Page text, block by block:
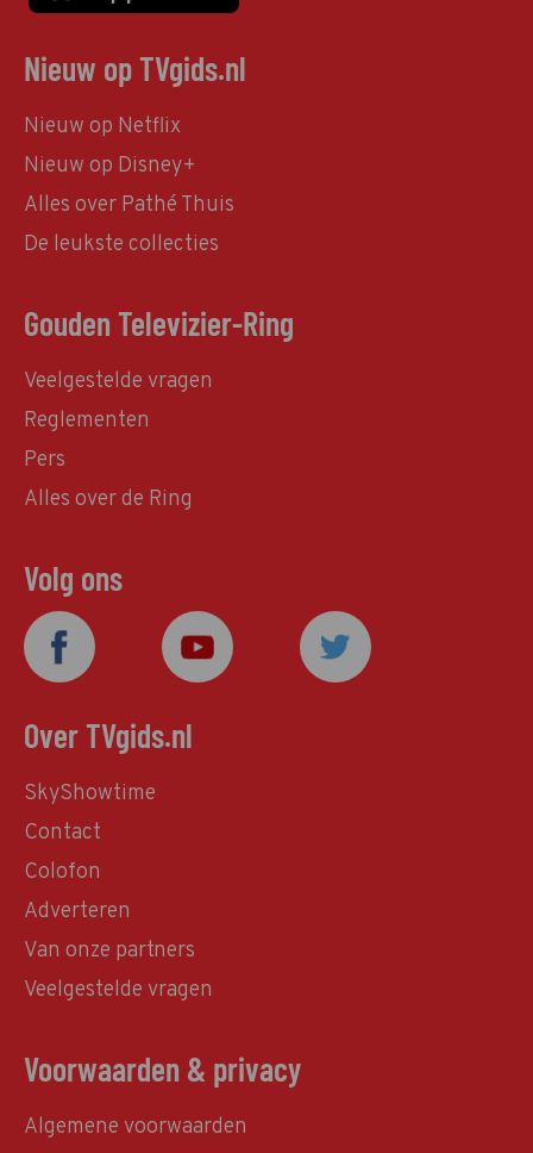
Nieuw op TVgids.nl
Nieuw op Netflix
Nieuw op Disney+
Alles over Pathé Thuis
De leukste collecties
Gouden Televizier-Ring
Veelgestelde vragen
Reglementen
Pers
Alles over de Ring
Volg ons
Over TVgids.nl
SkyShowtime
Contact
Colofon
Adverteren
Van onze partners
Veelgestelde vragen
Voorwaarden & privacy
Algemene voorwaarden